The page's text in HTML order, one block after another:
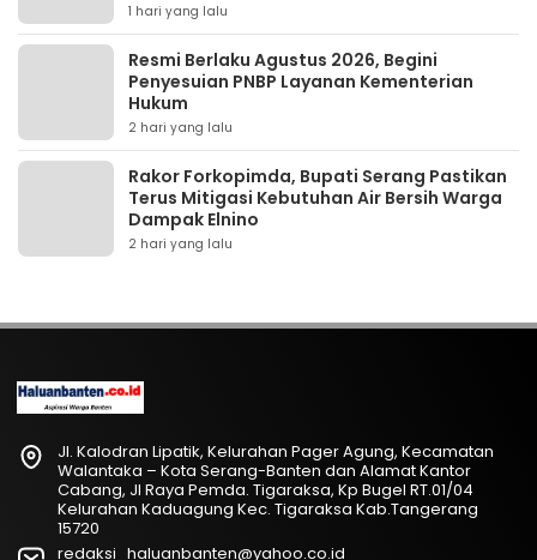
1 hari yang lalu
Resmi Berlaku Agustus 2026, Begini
Penyesuian PNBP Layanan Kementerian
Hukum
2 hari yang lalu
Rakor Forkopimda, Bupati Serang Pastikan
Terus Mitigasi Kebutuhan Air Bersih Warga
Dampak Elnino
2 hari yang lalu
Jl. Kalodran Lipatik, Kelurahan Pager Agung, Kecamatan
Walantaka – Kota Serang-Banten dan Alamat Kantor
Cabang, Jl Raya Pemda. Tigaraksa, Kp Bugel RT.01/04
Kelurahan Kaduagung Kec. Tigaraksa Kab.Tangerang
15720
redaksi_haluanbanten@yahoo.co.id